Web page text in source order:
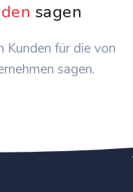
sagen
Kunden für die von
sagen.